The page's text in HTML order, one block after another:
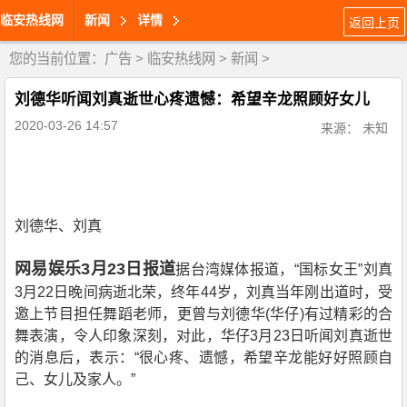
临安热线网 新闻 详情 返回上页
您的当前位置： 广告 > 临安热线网 > 新闻 >
刘德华听闻刘真逝世心疼遗憾：希望辛龙照顾好女儿
2020-03-26 14:57 来源： 未知
刘德华、刘真
网易娱乐3月 23日报道据台湾媒体报道， “国标女王”刘真
3月 22 日晚间病逝北荣，终年44岁，刘真当年刚出道时，受
邀上节目担任舞蹈老师，更曾与刘德华(华仔)有过精彩的合
舞表演，令人印象深刻，对此，华仔3月 23日听闻刘真逝世
的消息后，表示： “很心疼、遗憾，希望辛龙能好好照顾自
己、女儿及家人。 ”